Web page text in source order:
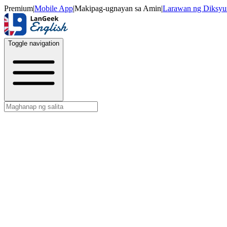
Premium|Mobile App|Makipag-ugnayan sa Amin|Larawan ng
Toggle navigation